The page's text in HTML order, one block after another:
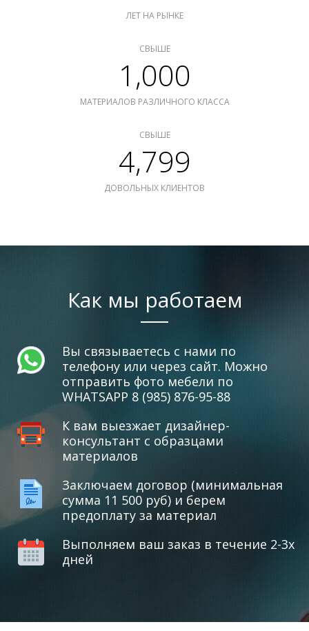
ЛЕТ НА РЫНКЕ
СВЫШЕ
1,000
МАТЕРИАЛОВ РАЗЛИЧНОГО КЛАССА
СВЫШЕ
4,799
ДОВОЛЬНЫХ КЛИЕНТОВ
Как мы работаем
Вы связываетесь с нами по
телефону или через сайт. Можно
отправить фото мебели по
WHATSAPP 8 (985) 876-95-88
К вам выезжает дизайнер-
консультант с образцами
материалов
Заключаем договор (минимальная
сумма 11 500 руб) и берем
предоплату за материал
Выполняем ваш заказ в течение 2-3х
дней